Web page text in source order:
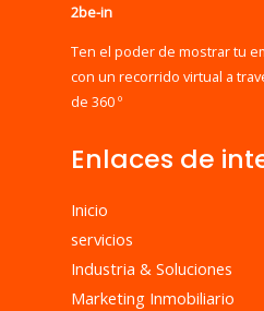
2be-in
Ten el poder de mostrar tu
con un recorrido virtual a
de 360 º
Enlaces de
Inicio
servicios
Industria & Soluciones
Marketing Inmobiliario